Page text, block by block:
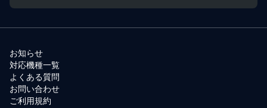
お知らせ
対応機種一覧
よくある質問
お問い合わせ
ご利用規約